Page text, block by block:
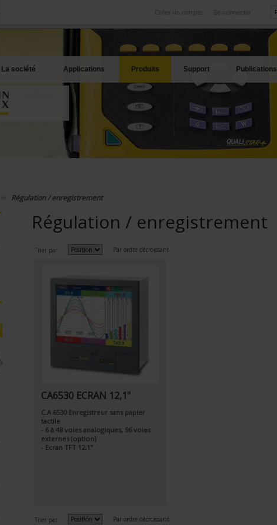
Se connecter
Créer un compte
International
Nos filiales à l'étranger
Nos meilleures offres
La société Applications Produits Support Publications
Régulation / enregistrement
Régulation / enregistrement
Trier par Par ordre décroissant
CA6530 ECRAN 12,1"
C.A 6530 Enregistreur sans papier
tactile
- 6 à 48 voies analogiques, 96 voies
externes (option)
- Ecran TFT 12,1"
Trier par Par ordre décroissant